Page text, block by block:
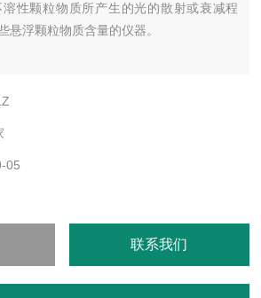
溶性颗粒物质所产生的光的散射或衰减程
悬浮颗粒物质含量的仪器。
05
联系我们